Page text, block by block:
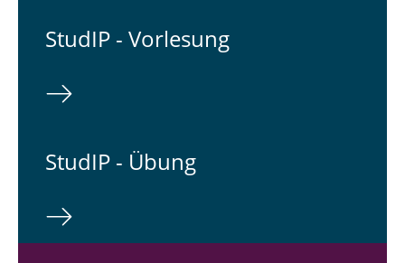
StudIP - Vorlesung
StudIP - Übung